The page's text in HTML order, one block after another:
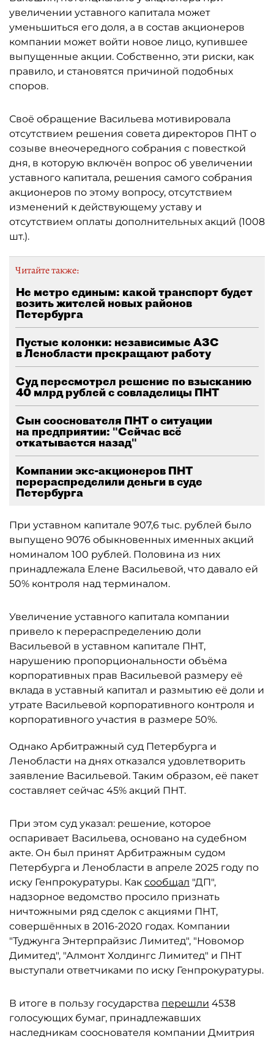
увеличении уставного капитала может
уменьшиться его доля, а в состав акционеров
компании может войти новое лицо, купившее
выпущенные акции. Собственно, эти риски, как
правило, и становятся причиной подобных
споров.
Своё обращение Васильева мотивировала
отсутствием решения совета директоров ПНТ о
созыве внеочередного собрания с повесткой
дня, в которую включён вопрос об увеличении
уставного капитала, решения самого собрания
акционеров по этому вопросу, отсутствием
изменений к действующему уставу и
отсутствием оплаты дополнительных акций (1008
шт.).
Читайте также:
Не метро единым: какой транспорт будет
возить жителей новых районов
Петербурга
Пустые колонки: независимые АЗС
в Ленобласти прекращают работу
Суд пересмотрел решение по взысканию
40 млрд рублей с совладелицы ПНТ
Сын сооснователя ПНТ о ситуации
на предприятии: "Сейчас всё
откатывается назад"
Компании экс-акционеров ПНТ
перераспределили деньги в суде
Петербурга
При уставном капитале 907,6 тыс. рублей было
выпущено 9076 обыкновенных именных акций
номиналом 100 рублей. Половина из них
принадлежала Елене Васильевой, что давало ей
50% контроля над терминалом.
Увеличение уставного капитала компании
привело к перераспределению доли
Васильевой в уставном капитале ПНТ,
нарушению пропорциональности объёма
корпоративных прав Васильевой размеру её
вклада в уставный капитал и размытию её доли и
утрате Васильевой корпоративного контроля и
корпоративного участия в размере 50%.
Однако Арбитражный суд Петербурга и
Ленобласти на днях отказался удовлетворить
заявление Васильевой. Таким образом, её пакет
составляет сейчас 45% акций ПНТ.
При этом суд указал: решение, которое
оспаривает Васильева, основано на судебном
акте. Он был принят Арбитражным судом
Петербурга и Ленобласти в апреле 2025 году по
иску Генпрокуратуры. Как сообщал "ДП",
надзорное ведомство просило признать
ничтожными ряд сделок с акциями ПНТ,
совершённых в 2016-2020 годах. Компании
"Туджунга Энтерпрайзис Лимитед", "Новомор
Димитед", "Алмонт Холдингс Лимитед" и ПНТ
выступали ответчиками по иску Генпрокуратуры.
В итоге в пользу государства перешли 4538
голосующих бумаг, принадлежавших
наследникам сооснователя компании Дмитрия